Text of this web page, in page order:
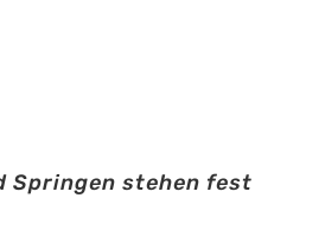
Springen stehen fest